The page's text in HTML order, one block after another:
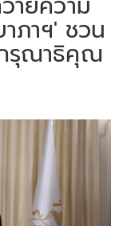
ภาฯ' ชวน
รุณาธิคุณ